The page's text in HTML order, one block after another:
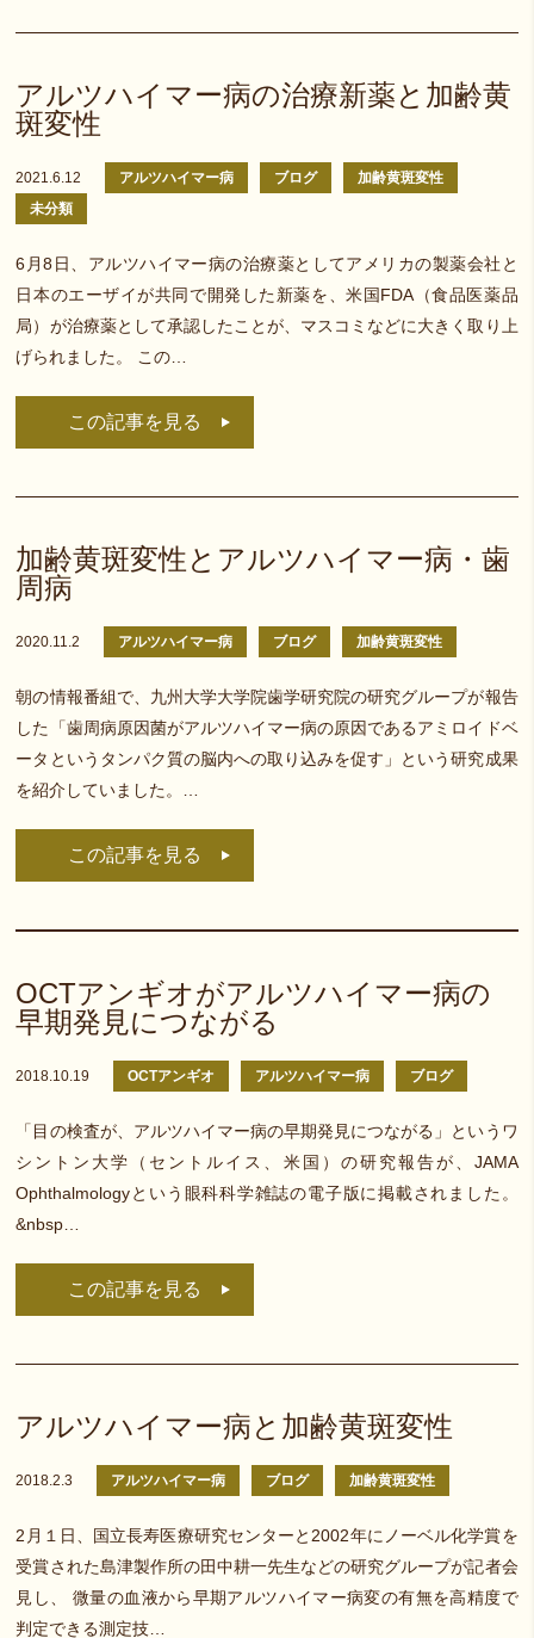
アルツハイマー病の治療新薬と加齢黄
斑変性
2021.6.12 アルツハイマー病 ブログ
加齢黄斑変性
未分類
6月8日、アルツハイマー病の治療薬としてアメリカの製薬会社と
日本のエーザイが共同で開発した新薬を、米国FDA（食品医薬品
局）が治療薬として承認したことが、マスコミなどに大きく取り上
げられました。 この…
この記事を見る
加齢黄斑変性とアルツハイマー病・歯
周病
2020.11.2 アルツハイマー病 ブログ 加齢黄斑変性
朝の情報番組で、九州大学大学院歯学研究院の研究グループが報告
した「歯周病原因菌がアルツハイマー病の原因であるアミロイドベ
ータというタンパク質の脳内への取り込みを促す」という研究成果
を紹介していました。…
この記事を見る
OCTアンギオがアルツハイマー病の
早期発見につながる
2018.10.19 OCTアンギオ アルツハイマー病 ブログ
「目の検査が、アルツハイマー病の早期発見につながる」というワ
シントン大学（セントルイス、米国）の研究報告が、JAMA
Ophthalmologyという眼科科学雑誌の電子版に掲載されました。
&nbsp…
この記事を見る
アルツハイマー病と加齢黄斑変性
2018.2.3 アルツハイマー病 ブログ 加齢黄斑変性
2月１日、国立長寿医療研究センターと2002年にノーベル化学賞を
受賞された島津製作所の田中耕一先生などの研究グループが記者会
見し、 微量の血液から早期アルツハイマー病変の有無を高精度で
判定できる測定技…